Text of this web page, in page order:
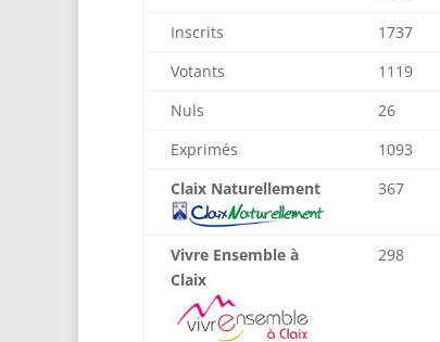
Inscrits 1737
Votants
1119
Nuls
26
Exprimés
1093
Claix Naturellement
367
Vivre Ensemble à
Claix
298